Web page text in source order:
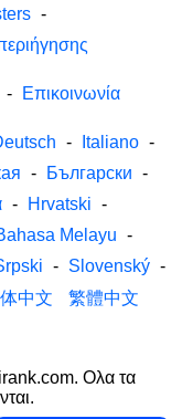
-
- Επικοινωνία
- Italiano -
- Български -
- Hrvatski -
Melayu -
- Slovenský -
中文
繁體中文
Ολα τα